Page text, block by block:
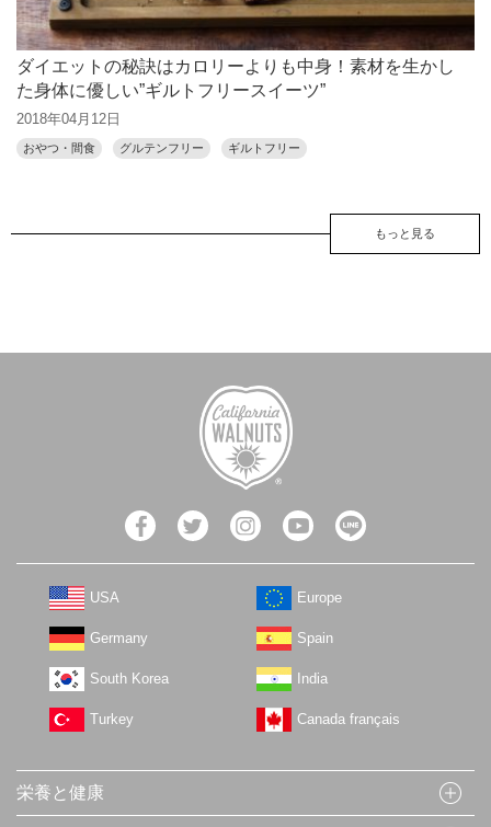
ダイエットの秘訣はカロリーよりも中身！素材を生かし
た身体に優しい”ギルトフリースイーツ”
2018年04月12日
おやつ・間食 グルテンフリー ギルトフリー
もっと見る
USA Europe
Germany Spain
South Korea India
Turkey Canada français
栄養と健康